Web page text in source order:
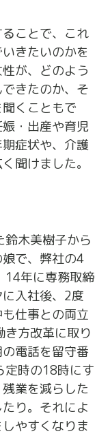
ことで、これ
きたいのかを
が、どのよう
きたのか、そ
くこともで
・出産や育児
症状や、介護
聞けました。
木美樹子から
で、弊社の4
14年に専務取締
入社後、2度
仕事との両立
方改革に取り
電話を留守番
定時の18時にす
業を減らした
り。それによ
やすくなりま